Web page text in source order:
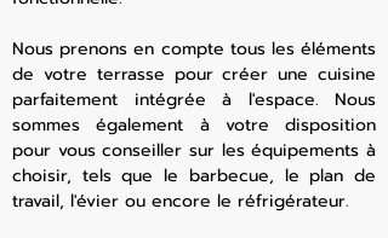
Nous prenons en compte tous les éléments
de votre terrasse pour créer une cuisine
parfaitement intégrée à l'espace. Nous
sommes également à votre disposition
pour vous conseiller sur les équipements à
choisir, tels que le barbecue, le plan de
travail, l'évier ou encore le réfrigérateur.